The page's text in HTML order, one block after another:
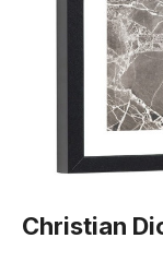
Christian